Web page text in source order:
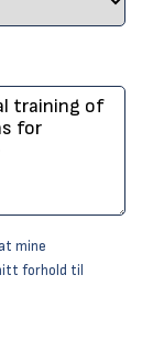
mine
forhold til